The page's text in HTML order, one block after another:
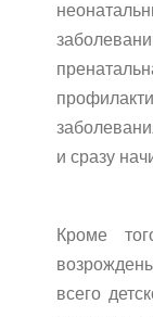
и сразу
Кроме
всего